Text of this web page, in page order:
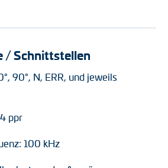
/ Schnittstellen
90°, N, ERR, und jeweils
ppr
100 kHz